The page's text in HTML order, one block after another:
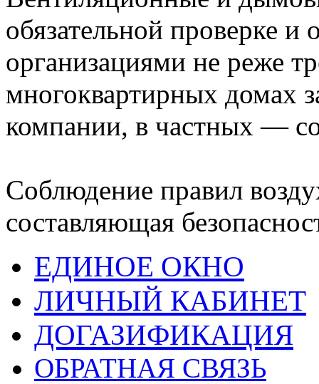
обязательной проверке
организациями не реже
многоквартирных домах
компании, в частных —
Соблюдение правил
составляющая
ЕДИНОЕ ОКНО
ЛИЧНЫЙ КАБИНЕТ
ДОГАЗИФИКАЦИЯ
ОБРАТНАЯ СВЯЗЬ